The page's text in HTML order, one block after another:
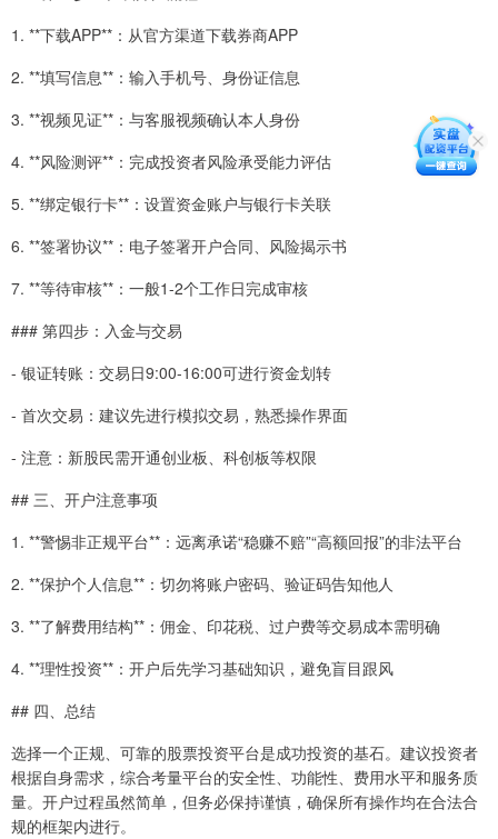
1. **下载APP**：从官方渠道下载券商APP
2. **填写信息**：输入手机号、身份证信息
3. **视频见证**：与客服视频确认本人身份
4. **风险测评**：完成投资者风险承受能力评估
5. **绑定银行卡**：设置资金账户与银行卡关联
6. **签署协议**：电子签署开户合同、风险揭示书
7. **等待审核**：一般1-2个工作日完成审核
### 第四步：入金与交易
- 银证转账：交易日9:00-16:00可进行资金划转
- 首次交易：建议先进行模拟交易，熟悉操作界面
- 注意：新股民需开通创业板、科创板等权限
## 三、开户注意事项
1. **警惕非正规平台**：远离承诺“稳赚不赔”“高额回报”的非法平台
2. **保护个人信息**：切勿将账户密码、验证码告知他人
3. **了解费用结构**：佣金、印花税、过户费等交易成本需明确
4. **理性投资**：开户后先学习基础知识，避免盲目跟风
## 四、总结
选择一个正规、可靠的股票投资平台是成功投资的基石。建议投资者
根据自身需求，综合考量平台的安全性、功能性、费用水平和服务质
量。开户过程虽然简单，但务必保持谨慎，确保所有操作均在合法合
规的框架内进行。